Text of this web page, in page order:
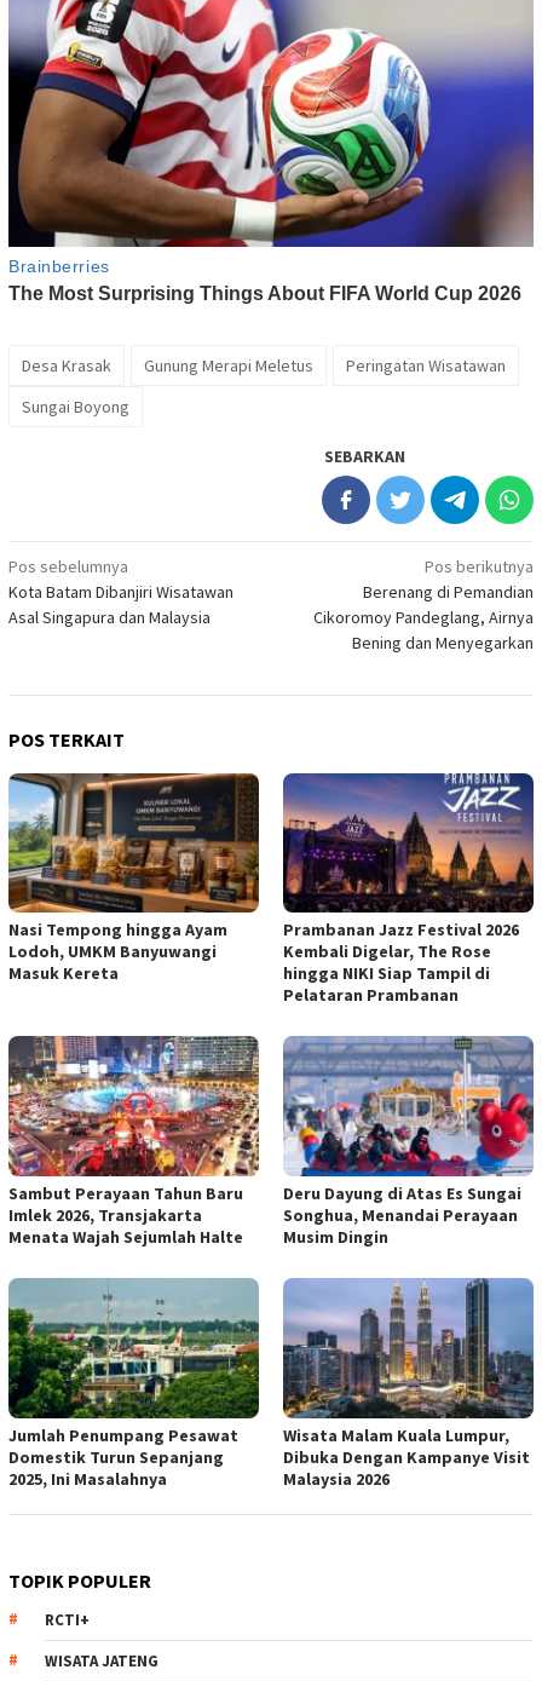
Desa Krasak Gunung Merapi Meletus
Peringatan Wisatawan
Sungai Boyong
SEBARKAN
Navigasi
pos
Pos sebelumnya
Kota Batam Dibanjiri Wisatawan
Asal Singapura dan Malaysia
Pos berikutnya
Berenang di Pemandian
Cikoromoy Pandeglang, Airnya
Bening dan Menyegarkan
POS TERKAIT
Nasi Tempong hingga Ayam
Lodoh, UMKM Banyuwangi
Masuk Kereta
Prambanan Jazz Festival 2026
Kembali Digelar, The Rose
hingga NIKI Siap Tampil di
Pelataran Prambanan
Sambut Perayaan Tahun Baru
Imlek 2026, Transjakarta
Menata Wajah Sejumlah Halte
Deru Dayung di Atas Es Sungai
Songhua, Menandai Perayaan
Musim Dingin
Jumlah Penumpang Pesawat
Domestik Turun Sepanjang
2025, Ini Masalahnya
Wisata Malam Kuala Lumpur,
Dibuka Dengan Kampanye Visit
Malaysia 2026
TOPIK POPULER
RCTI+
WISATA JATENG